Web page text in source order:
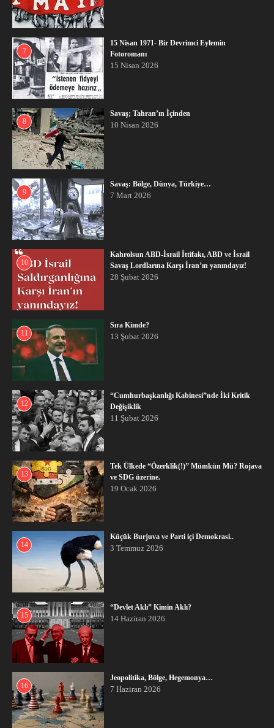
7
15 Nisan 1971- Bir Devrimci Eylemin
Fotoromanı
15 Nisan 2026
8
Savaş; Tahran’ın İçinden
10 Nisan 2026
9
Savaş: Bölge, Dünya, Türkiye…
7 Mart 2026
10
Kahrolsun ABD-İsrail İttifakı, ABD ve İsrail
Savaş Lordlarına Karşı İran’ın yanındayız!
28 Şubat 2026
11
Sıra Kimde?
13 Şubat 2026
12
“Cumhurbaşkanlığı Kabinesi”nde İki Kritik
Değişiklik
11 Şubat 2026
13
Tek Ülkede “Özerklik(!)” Mümkün Mü? Rojava
ve SDG üzerine.
19 Ocak 2026
14
Küçük Burjuva ve Parti içi Demokrasi..
3 Temmuz 2026
15
“Devlet Aklı” Kimin Aklı?
14 Haziran 2026
16
Jeopolitika, Bölge, Hegemonya…
7 Haziran 2026